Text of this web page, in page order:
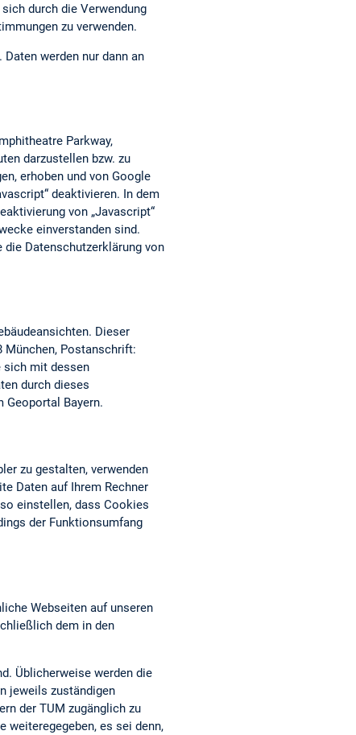
durch die Verwendung
zu verwenden.
werden nur dann an
Parkway,
darzustellen bzw. zu
erhoben und von Google
deaktivieren. In dem
von „Javascript“
einverstanden sind.
die Datenschutzerklärung von
Dieser
München, Postanschrift:
sich mit dessen
durch dieses
Geoportal Bayern.
zu gestalten, verwenden
Daten auf Ihrem Rechner
einstellen, dass Cookies
der Funktionsumfang
Webseiten auf unseren
dem in den
Üblicherweise werden die
jeweils zuständigen
der TUM zugänglich zu
weiteregegeben, es sei denn,